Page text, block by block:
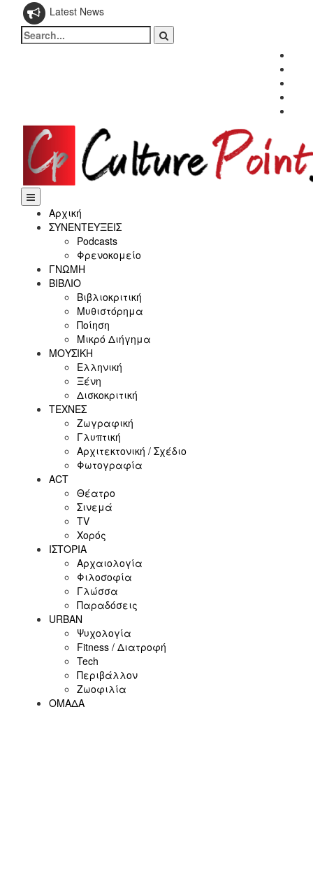
Latest News
Search
for:
Αρχική
ΣΥΝΕΝΤΕΥΞΕΙΣ
Podcasts
Φρενοκομείο
ΓΝΩΜΗ
ΒΙΒΛΙΟ
Βιβλιοκριτική
Μυθιστόρημα
Ποίηση
Μικρό Διήγημα
ΜΟΥΣΙΚΗ
Ελληνική
Ξένη
Δισκοκριτική
ΤΕΧΝΕΣ
Ζωγραφική
Γλυπτική
Αρχιτεκτονική / Σχέδιο
Φωτογραφία
ACT
Θέατρο
Σινεμά
ΤV
Χορός
ΙΣΤΟΡΙΑ
Αρχαιολογία
Φιλοσοφία
Γλώσσα
Παραδόσεις
URBAN
Ψυχολογία
Fitness / Διατροφή
Tech
Περιβάλλον
Ζωοφιλία
ΟΜΑΔΑ